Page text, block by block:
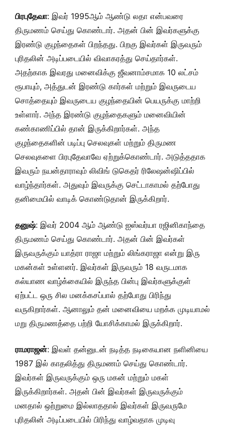
பிரபுதேவா: இவர் 1995ஆம் ஆண்டு லதா என்பவரை
திருமணம் செய்து கொண்டார். அதன் பின் இவர்களுக்கு
இரண்டு குழந்தைகள் பிறந்தது. பிறகு இவர்கள் இருவரும்
புரிதலின் அடிப்படையில் விவாகரத்து செய்தார்கள்.
அதற்காக இவரது மனைவிக்கு ஜீவனாம்சமாக 10 லட்சம்
ரூபாயும், அத்துடன் இரண்டு கார்கள் மற்றும் இவருடைய
சொத்தையும் இவருடைய குழந்தையின் பெயருக்கு மாற்றி
உள்ளார். அந்த இரண்டு குழந்தைகளும் மனைவியின்
கண்காணிப்பில் தான் இருக்கிறார்கள். அந்த
குழந்தைகளின் படிப்பு செலவுகள் மற்றும் திருமண
செலவுகளை பிரபுதேவாவே ஏற்றுக்கொண்டார். அடுத்ததாக
இவரும் நயன்தாராவும் லிவிங் டுகெதர் ரிலேஷன்ஷிப்பில்
வாழ்ந்தார்கள். அதுவும் இவருக்கு செட்டாகாமல் தற்போது
தனிமையில் வாடிக் கொண்டுதான் இருக்கிறார்.
தனுஷ்: இவர் 2004 ஆம் ஆண்டு ஐஸ்வர்யா ரஜினிகாந்தை
திருமணம் செய்து கொண்டார். அதன் பின் இவர்கள்
இருவருக்கும் யாத்ரா ராஜா மற்றும் லிங்கராஜா என்று இரு
மகன்கள் உள்ளனர். இவர்கள் இருவரும் 18 வருடமாக
கல்யாண வாழ்க்கையில் இருந்த பின்பு இவர்களுக்குள்
ஏற்பட்ட ஒரு சில மனக்கசப்பால் தற்போது பிரிந்து
வருகிறார்கள். ஆனாலும் தன் மனைவியை மறக்க முடியாமல்
மறு திருமணத்தை பற்றி யோசிக்காமல் இருக்கிறார்.
ராமராஜன்: இவள் தன்னுடன் நடித்த நடிகையான நளினியை
1987 இல் காதலித்து திருமணம் செய்து கொண்டார்.
இவர்கள் இருவருக்கும் ஒரு மகன் மற்றும் மகள்
இருக்கிறார்கள். அதன் பின் இவர்கள் இருவருக்கும்
மனதால் ஒற்றுமை இல்லாததால் இவர்கள் இருவருமே
புரிதலின் அடிப்படையில் பிரிந்து வாழ்வதாக முடிவு